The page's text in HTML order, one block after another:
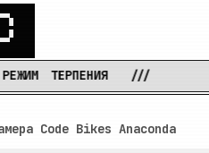
///
Code Bikes Anaconda